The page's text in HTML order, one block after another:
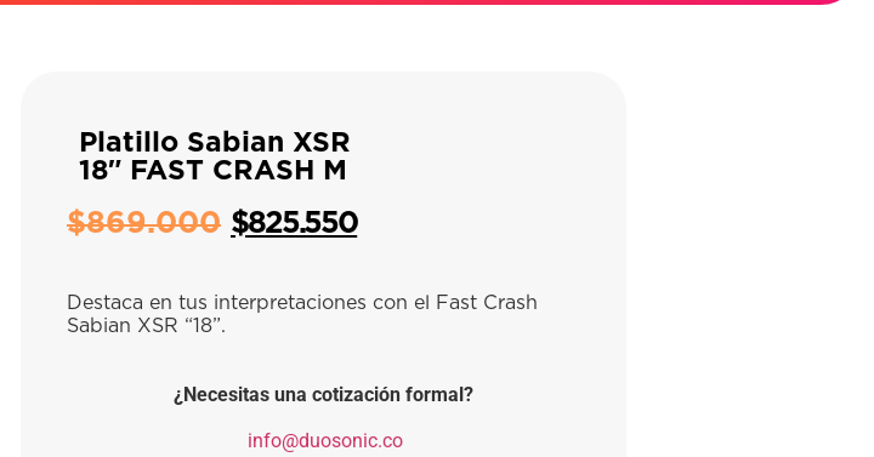
Platillo Sabian XSR
18″ FAST CRASH M
$869.000 $825.550
Destaca en tus interpretaciones con el Fast Crash
Sabian XSR “18”.
¿Necesitas una cotización formal?
info@duosonic.co